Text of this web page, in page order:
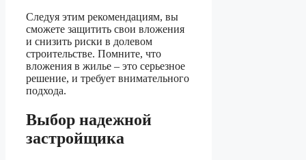
Следуя этим рекомендациям, вы
сможете защитить свои вложения
и снизить риски в долевом
строительстве. Помните, что
вложения в жилье – это серьезное
решение, и требует внимательного
подхода.
Выбор надежной
застройщика